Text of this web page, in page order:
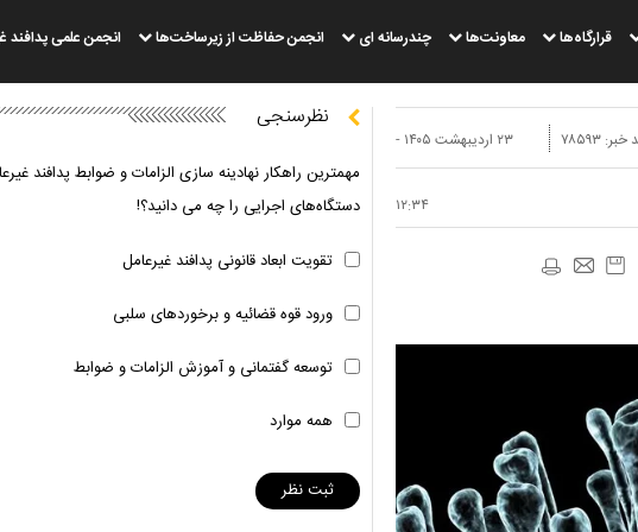
قرارگاه‌ها معاونت‌ها چندرسانه ای انجمن حفاظت از زیرساخت‌ها انجمن علمی پدافند
۲۳ ارديبهشت ۱۴۰۵ -
۱۲:۳۴
خبر: ۷۸۵۹۳
نظرسنجی
مهمترین راهکار نهادینه سازی الزامات و ضوابط پدافند
دستگاه‌های اجرایی را چه می دانید؟!
تقویت ابعاد قانونی پدافند غیرعامل
ورود قوه قضائیه و برخوردهای سلبی
توسعه گفتمانی و آموزش الزامات و ضوابط
همه موارد